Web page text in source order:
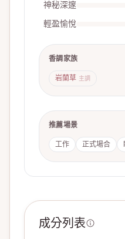
神秘深邃
輕盈愉悅
香調家族
岩蘭草 主調
推薦場景
工作 正式場合
成分列表